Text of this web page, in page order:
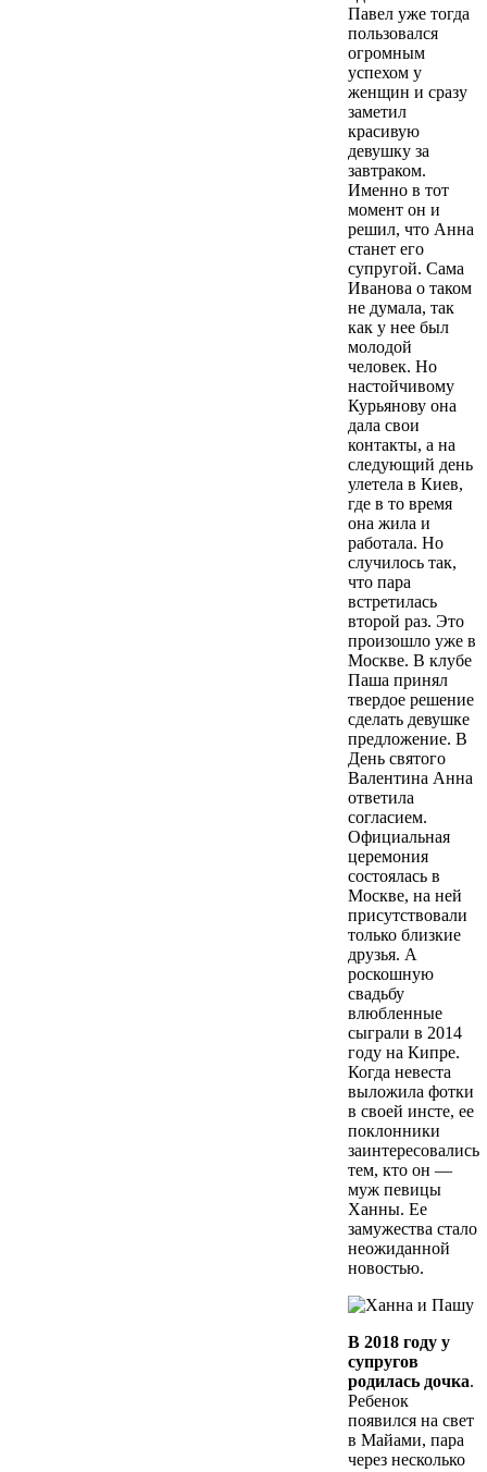
Павел уже тогда
пользовался
огромным
успехом у
женщин и сразу
заметил
красивую
девушку за
завтраком.
Именно в тот
момент он и
решил, что Анна
станет его
супругой. Сама
Иванова о таком
не думала, так
как у нее был
молодой
человек. Но
настойчивому
Курьянову она
дала свои
контакты, а на
следующий день
улетела в Киев,
где в то время
она жила и
работала. Но
случилось так,
что пара
встретилась
второй раз. Это
произошло уже в
Москве. В клубе
Паша принял
твердое решение
сделать девушке
предложение. В
День святого
Валентина Анна
ответила
согласием.
Официальная
церемония
состоялась в
Москве, на ней
присутствовали
только близкие
друзья. А
роскошную
свадьбу
влюбленные
сыграли в 2014
году на Кипре.
Когда невеста
выложила фотки
в своей инсте, ее
поклонники
заинтересовались
тем, кто он —
муж певицы
Ханны. Ее
замужества стало
неожиданной
новостью.
В 2018 году у
супругов
родилась дочка.
Ребенок
появился на свет
в Майами, пара
через несколько